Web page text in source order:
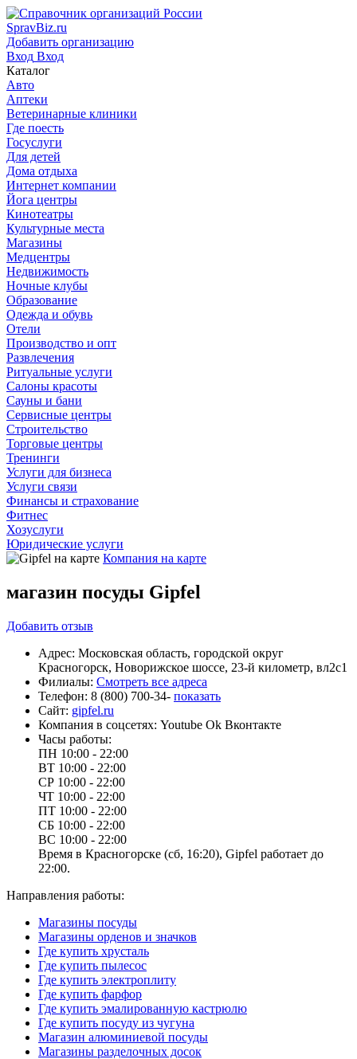
SpravBiz.ru
Добавить организацию
Вход Вход
Каталог
Авто
Аптеки
Ветеринарные клиники
Где поесть
Госуслуги
Для детей
Дома отдыха
Интернет компании
Йога центры
Кинотеатры
Культурные места
Магазины
Медцентры
Недвижимость
Ночные клубы
Образование
Одежда и обувь
Отели
Производство и опт
Развлечения
Ритуальные услуги
Салоны красоты
Сауны и бани
Сервисные центры
Строительство
Торговые центры
Тренинги
Услуги для бизнеса
Услуги связи
Финансы и страхование
Фитнес
Хозуслуги
Юридические услуги
Компания на карте
магазин посуды Gipfel
Добавить отзыв
Адрес: Московская область, городской округ
Красногорск, Новорижское шоссе, 23-й километр, вл2с1
Филиалы: Смотреть все адреса
Телефон: 8 (800) 700-34- показать
Сайт: gipfel.ru
Компания в соцсетях: Youtube Ok Вконтакте
Часы работы:
ПН 10:00 - 22:00
ВТ 10:00 - 22:00
СР 10:00 - 22:00
ЧТ 10:00 - 22:00
ПТ 10:00 - 22:00
СБ 10:00 - 22:00
ВС 10:00 - 22:00
Время в Красногорске (сб, 16:20), Gipfel работает до
22:00.
Направления работы:
Магазины посуды
Магазины орденов и значков
Где купить хрусталь
Где купить пылесос
Где купить электроплиту
Где купить фарфор
Где купить эмалированную кастрюлю
Где купить посуду из чугуна
Магазин алюминиевой посуды
Магазины разделочных досок